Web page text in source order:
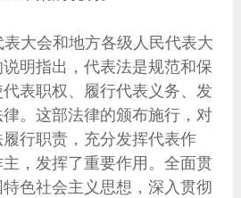
大会和地方各级人民代表大
明指出，代表法是规范和保
表职权、履行代表义务、发
。这部法律的颁布施行，对
行职责，充分发挥代表作
，发挥了重要作用。全面贯
色社会主义思想，深入贯彻